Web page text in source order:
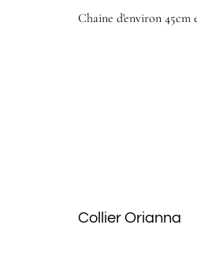
Chaine d'environ 45cm
Collier Orianna